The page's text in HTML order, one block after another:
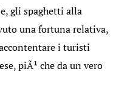
gli spaghetti alla
una fortuna relativa,
i turisti
piÃ¹ che da un vero